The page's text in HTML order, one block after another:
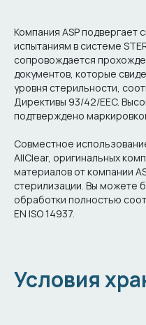
Компания ASP
испытаниям в системе
сопровождается
документов, которые
уровня стерильности,
Директивы 93/42/EEC.
подтверждено
Совместное
AllClear, оригинальных
материалов от компании
стерилизации. Вы можете
обработки полностью
EN ISO 14937.
Условия